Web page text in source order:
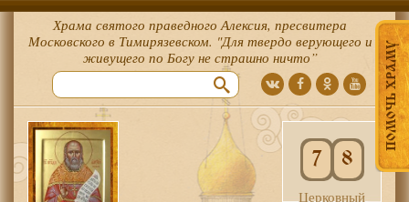
ПОМОЧЬ ХРАМУ
Храма святого праведного Алексия, пресвитера
Московского в Тимирязевском. "Для твердо верующего и
живущего по Богу не страшно ничто”
7 8
Церковный